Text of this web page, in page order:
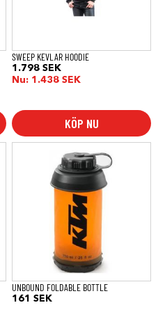
SWEEP KEVLAR HOODIE
1.798 SEK
Nu: 1.438 SEK
KÖP NU
alternativen
produktsidan
UNBOUND FOLDABLE BOTTLE
161 SEK